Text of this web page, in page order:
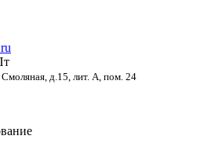
Смоляная, д.15, лит. А, пом. 24